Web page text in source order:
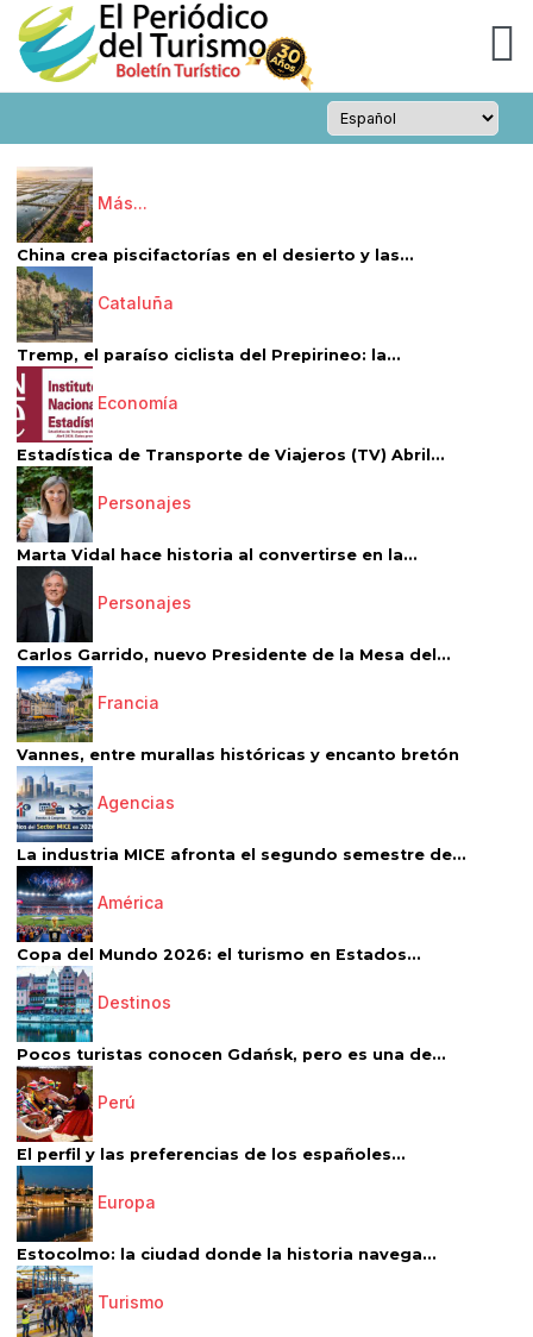
Más...
China crea piscifactorías en el desierto y las...
Cataluña
Tremp, el paraíso ciclista del Prepirineo: la...
Economía
Estadística de Transporte de Viajeros (TV) Abril...
Personajes
Marta Vidal hace historia al convertirse en la...
Personajes
Carlos Garrido, nuevo Presidente de la Mesa del...
Francia
Vannes, entre murallas históricas y encanto bretón
Agencias
La industria MICE afronta el segundo semestre de...
América
Copa del Mundo 2026: el turismo en Estados...
Destinos
Pocos turistas conocen Gdańsk, pero es una de...
Perú
El perfil y las preferencias de los españoles...
Europa
Estocolmo: la ciudad donde la historia navega...
Turismo